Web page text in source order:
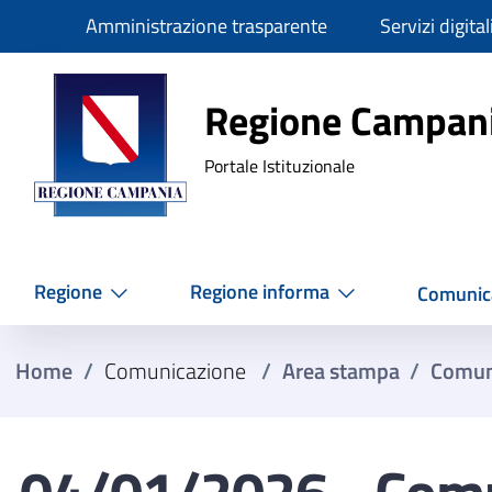
SlimAmministrazione trasparente Servizi
Regione
Regione
Portale Istituzionale
Regione Regione informa
Home / Comunicazione / Area stampa /